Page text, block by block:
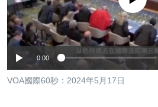
跳
到
索
美國
中國
國際
經貿
0:00
VOA國際60秒：2024年5月17日